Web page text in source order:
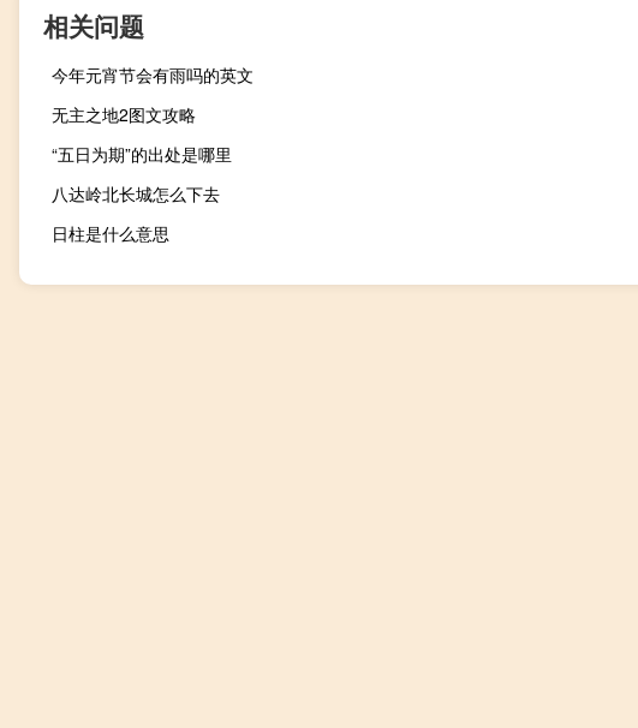
相关问题
今年元宵节会有雨吗的英文
无主之地2图文攻略
“五日为期”的出处是哪里
八达岭北长城怎么下去
日柱是什么意思